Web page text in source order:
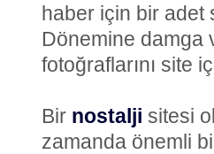
haber için bir adet
Dönemine damga
fotoğraflarını site
Bir nostalji sitesi
zamanda önemli